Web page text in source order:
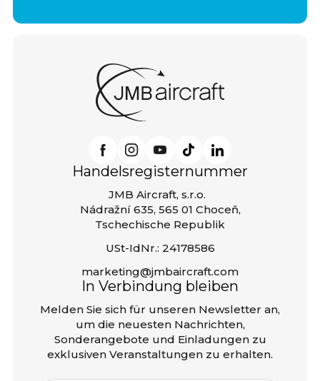
Handelsregisternummer
JMB Aircraft, s.r.o.
Nádražní 635, 565 01 Choceň,
Tschechische Republik
USt-IdNr.: 24178586
marketing@jmbaircraft.com
In Verbindung bleiben
Melden Sie sich für unseren Newsletter an,
um die neuesten Nachrichten,
Sonderangebote und Einladungen zu
exklusiven Veranstaltungen zu erhalten.